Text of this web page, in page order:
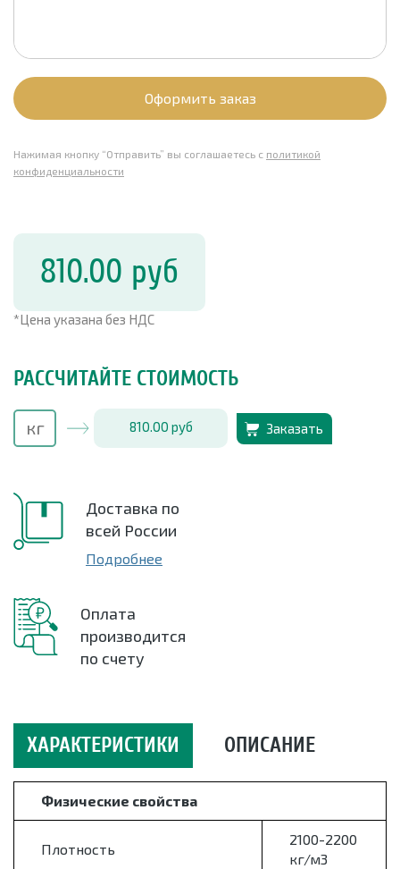
Оформить заказ
Нажимая кнопку “Отправить” вы соглашаетесь с политикой
конфиденциальности
810.00 руб
*Цена указана без НДС
РАССЧИТАЙТЕ СТОИМОСТЬ
810.00 руб Заказать
Доставка по
всей России
Подробнее
Оплата
производится
по счету
ХАРАКТЕРИСТИКИ ОПИСАНИЕ
Физические свойства
Плотность
2100-2200
кг/м3